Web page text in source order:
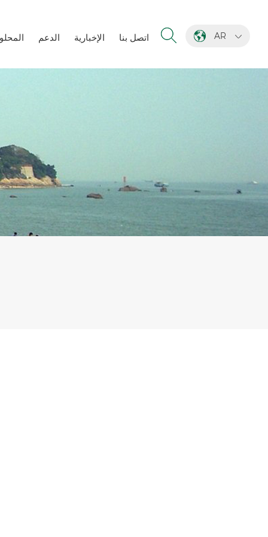
AR الدعم الإخبارية اتصل بنا